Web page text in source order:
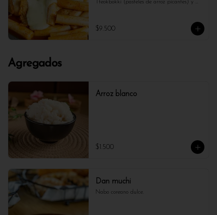
Tteokbokki (pasteles de arroz picantes) y
picante y agrega un toque cremoso. La salsa
dulce y picante se mezcla perfectamente con
$9.500
Agregados
Arroz blanco
$1.500
Dan muchi
Nabo coreano dulce.